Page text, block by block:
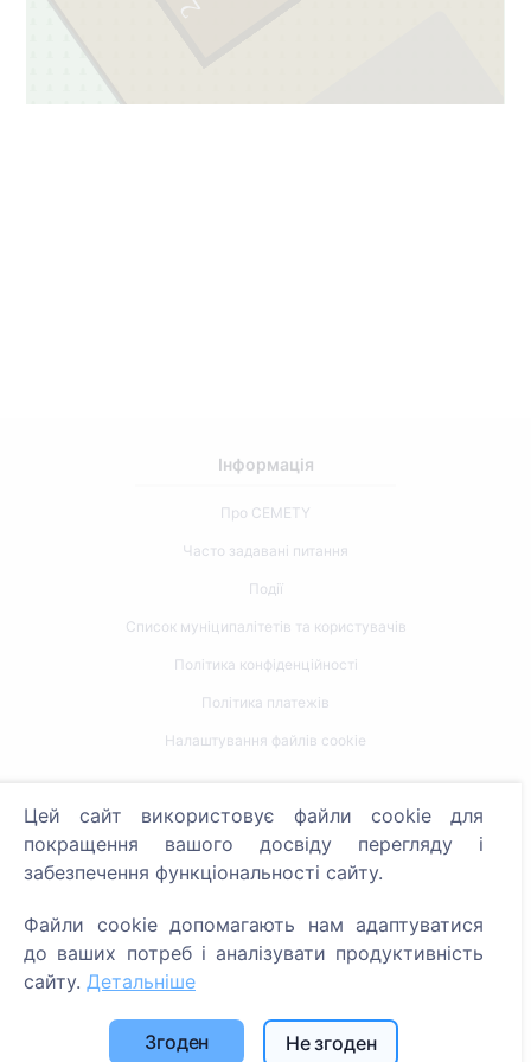
2
Інформація
Про CEMETY
Часто задавані питання
Події
Список муніципалітетів та користувачів
Політика конфіденційності
Політика платежів
Налаштування файлів cookie
Пошук померлих
Пошук кладовищ
Послуги
SIA "CEMETY", LV40103618951
Цей сайт використовує файли cookie для
покращення вашого досвіду перегляду і
забезпечення функціональності сайту.
Файли cookie допомагають нам адаптуватися
до ваших потреб і аналізувати продуктивність
сайту. Детальніше
Згоден Не згоден